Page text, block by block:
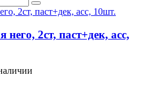
2ст, паст+дек, асс,